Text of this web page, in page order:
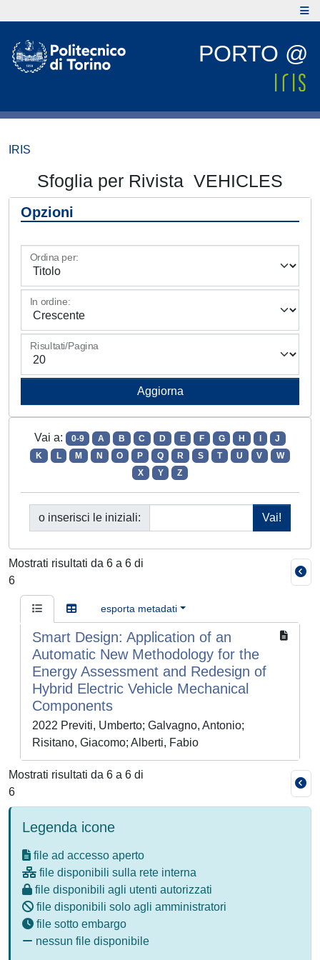
PORTO @
IRIS
Sfoglia per Rivista VEHICLES
Opzioni
Ordina per:
In ordine:
Risultati/Pagina
Vai a: 0-9 A B C D E F G H
J
K
L M N O P Q R S T U V
W
X
Y Z
o inserisci le iniziali:
Mostrati risultati da 6 a 6 di
6
esporta metadati
Smart Design: Application of an
Automatic New Methodology for the
Energy Assessment and Redesign of
Hybrid Electric Vehicle Mechanical
Components
2022 Previti, Umberto; Galvagno, Antonio;
Risitano, Giacomo; Alberti, Fabio
Mostrati risultati da 6 a 6 di
6
Legenda icone
file ad accesso aperto
file disponibili sulla rete interna
file disponibili agli utenti autorizzati
file disponibili solo agli amministratori
file sotto embargo
nessun file disponibile